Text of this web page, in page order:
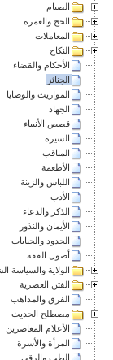
الصيام
الحج والعمرة
المعاملات
النكاح
الأحكام والقضاء
الجنائز
المواريث والوصايا
الجهاد
قصص الأنبياء
السيرة
المناقب
الأطعمة
اللباس والزينة
الأدب
الذكر والدعاء
الأيمان والنذور
الحدود والجنايات
أصول الفقه
الولاية والسياسة
الفتن العصرية
الفرق والمذاهب
مصطلح الحديث
الأعلام المعاصرين
المرأة والأسرة
الطب والرقى